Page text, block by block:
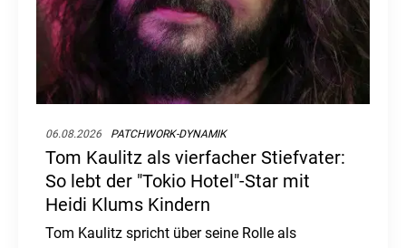
06.08.2026 PATCHWORK-DYNAMIK
Tom Kaulitz als vierfacher Stiefvater:
So lebt der "Tokio Hotel"-Star mit
Heidi Klums Kindern
Tom Kaulitz spricht über seine Rolle als